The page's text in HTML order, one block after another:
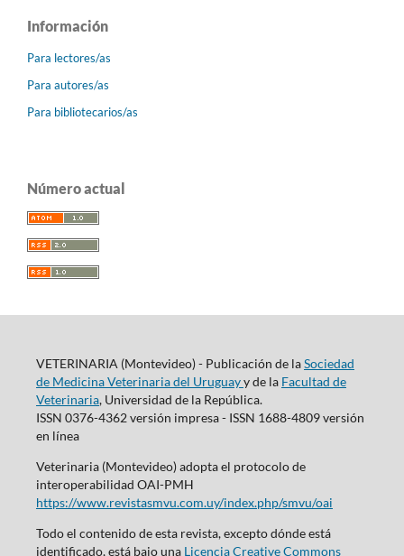
Información
Para lectores/as
Para autores/as
Para bibliotecarios/as
Número actual
VETERINARIA (Montevideo) - Publicación de laSociedad
de Medicina Veterinaria del Uruguayy de la Facultad de
Veterinaria, Universidad de la República.
ISSN 0376-4362 versión impresa - ISSN 1688-4809 versión
en línea
Veterinaria (Montevideo) adopta el protocolo de
interoperabilidad OAI-PMH
https://www.revistasmvu.com.uy/index.php/smvu/oai
Todo el contenido de esta revista, excepto dónde está
identificado, está bajo una Licencia Creative Commons